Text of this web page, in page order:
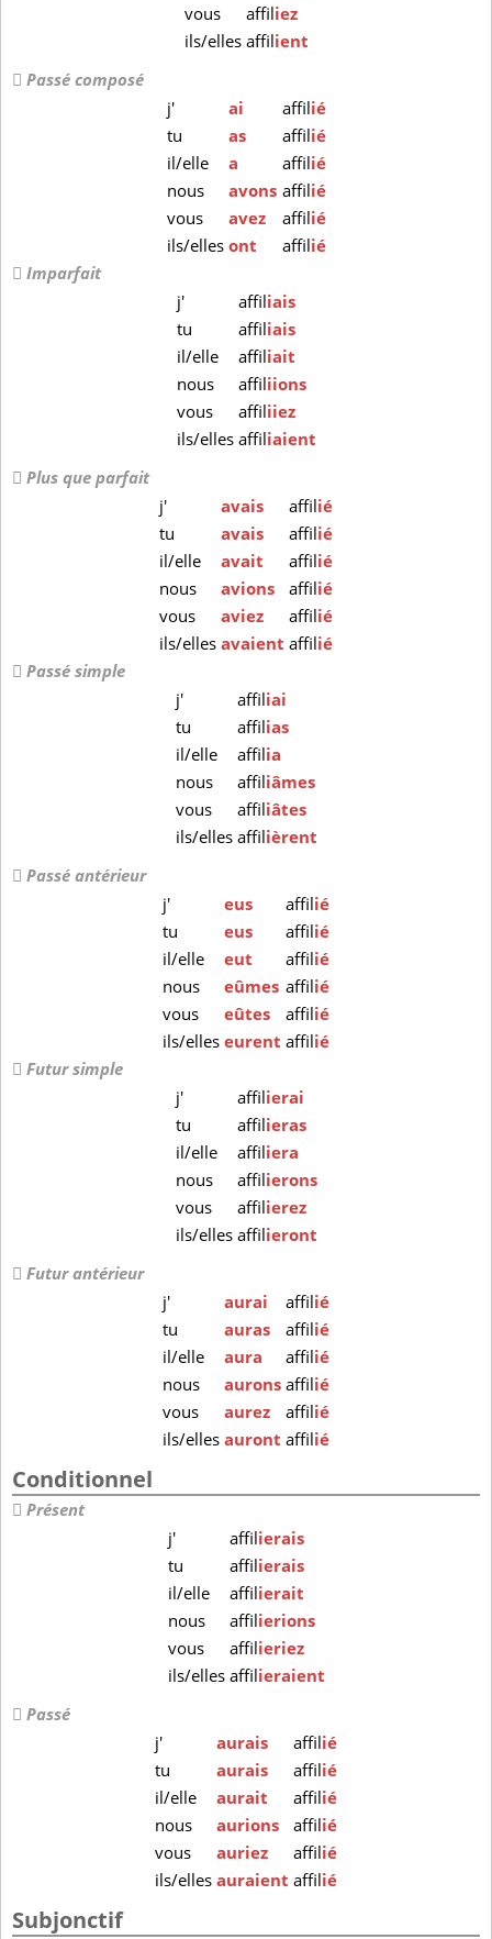
vous
affiliez
ils/elles affilient
Passé composé
j'
ai affilié
tu
as affilié
il/elle
a affilié
nous
avons affilié
vous
avez affilié
ils/elles ont affilié
Imparfait
j'
affiliais
tu
affiliais
il/elle
affiliait
nous
affiliions
vous
affiliiez
ils/elles affiliaient
Plus que parfait
j'
avais affilié
tu
avais affilié
il/elle
avait affilié
nous
avions affilié
vous
aviez affilié
ils/ellesavaient affilié
Passé simple
j'
affiliai
tu
affilias
il/elle
affilia
nous
affiliâmes
vous
affiliâtes
ils/elles affilièrent
Passé antérieur
j'
eus affilié
tu
eus affilié
il/elle
eut affilié
nous
eûmes affilié
vous
eûtes affilié
ils/elleseurent affilié
Futur simple
j'
affilierai
tu
affilieras
il/elle
affiliera
nous
affilierons
vous
affilierez
ils/elles affilieront
Futur antérieur
j'
aurai affilié
tu
auras affilié
il/elle
aura affilié
nous
auronsaffilié
vous
aurez affilié
ils/ellesauront affilié
Conditionnel
Présent
j'
affilierais
tu
affilierais
il/elle
affilierait
nous
affilierions
vous
affilieriez
ils/elles affilieraient
Passé
j'
aurais affilié
tu
aurais affilié
il/elle
aurait affilié
nous
aurions affilié
vous
auriez affilié
ils/ellesauraient affilié
Subjonctif